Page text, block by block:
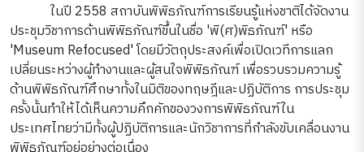
ในปี 2558 สถาบันพิพิธภัณฑ์การเรียนรู้แห่งชาติได้จัดงาน
ประชุมวิชาการด้านพิพิธภัณฑ์ขึ้นในชื่อ 'พิ(ศ)พิธภัณฑ์' หรือ
'Museum Refocused' โดยมีวัตถุประสงค์เพื่อเปิดเวทีการแลก
เปลี่ยนระหว่างผู้ทำงานและผู้สนใจพิพิธภัณฑ์ เพื่อรวบรวมความรู้
ด้านพิพิธภัณฑ์ศึกษาทั้งในมิติของทฤษฎีและปฏิบัติการ การประชุม
ครั้งนั้นทำให้ได้เห็นความคึกคักของวงการพิพิธภัณฑ์ใน
ประเทศไทยว่ามีทั้งผู้ปฏิบัติการและนักวิชาการที่กำลังขับเคลื่อนงาน